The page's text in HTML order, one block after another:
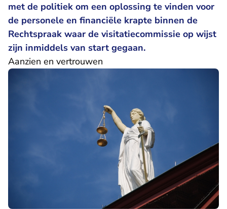
met de politiek om een oplossing te vinden voor
de personele en financiële krapte binnen de
Rechtspraak waar de visitatiecommissie op wijst
zijn inmiddels van start gegaan.
Aanzien en vertrouwen